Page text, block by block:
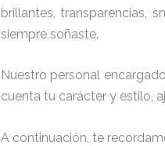
brillantes, transparencias,
siempre soñaste.
Nuestro personal
cuenta tu carácter y estilo,
A continuación, te